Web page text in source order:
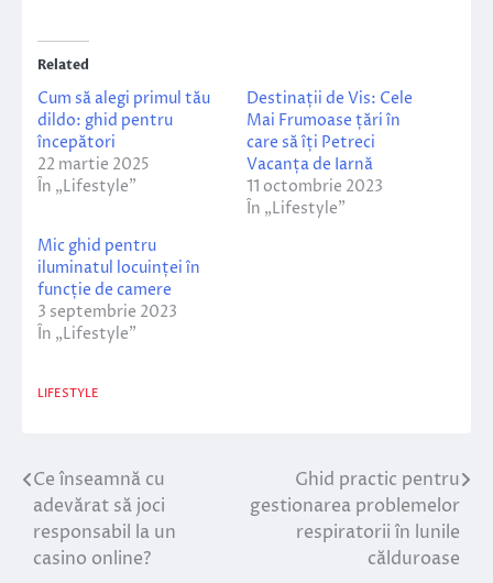
Related
Cum să alegi primul tău
dildo: ghid pentru
începători
22 martie 2025
În „Lifestyle”
Destinații de Vis: Cele
Mai Frumoase țări în
care să îți Petreci
Vacanța de Iarnă
11 octombrie 2023
În „Lifestyle”
Mic ghid pentru
iluminatul locuinței în
funcție de camere
3 septembrie 2023
În „Lifestyle”
LIFESTYLE
Navigare
în
articole
Ce înseamnă cu
adevărat să joci
responsabil la un
casino online?
Ghid practic pentru
gestionarea problemelor
respiratorii în lunile
călduroase